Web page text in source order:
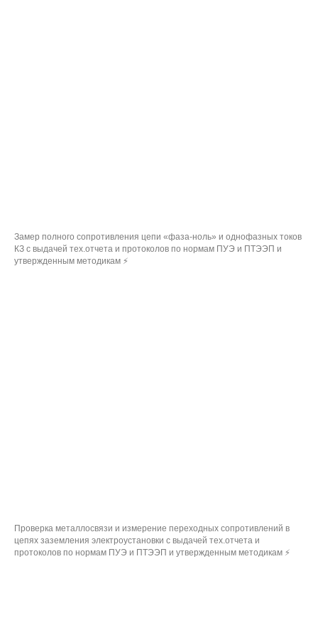
Замер полного сопротивления цепи «фаза-ноль» и однофазных токов
КЗ с выдачей тех.отчета и протоколов по нормам ПУЭ и ПТЭЭП и
утвержденным методикам ⚡
Проверка металлосвязи и измерение переходных сопротивлений в
цепях заземления электроустановки с выдачей тех.отчета и
протоколов по нормам ПУЭ и ПТЭЭП и утвержденным методикам ⚡